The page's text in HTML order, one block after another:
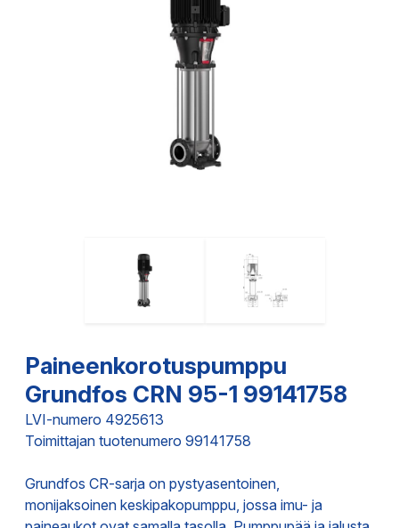
Paineenkorotuspumppu
Grundfos CRN 95-1 99141758
LVI-numero 4925613
Toimittajan tuotenumero 99141758
Grundfos CR-sarja on pystyasentoinen,
monijaksoinen keskipakopumppu, jossa imu- ja